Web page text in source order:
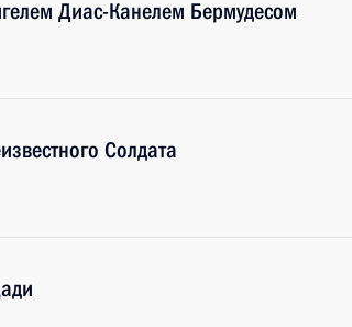
Диас-Канелем Бермудесом
Солдата